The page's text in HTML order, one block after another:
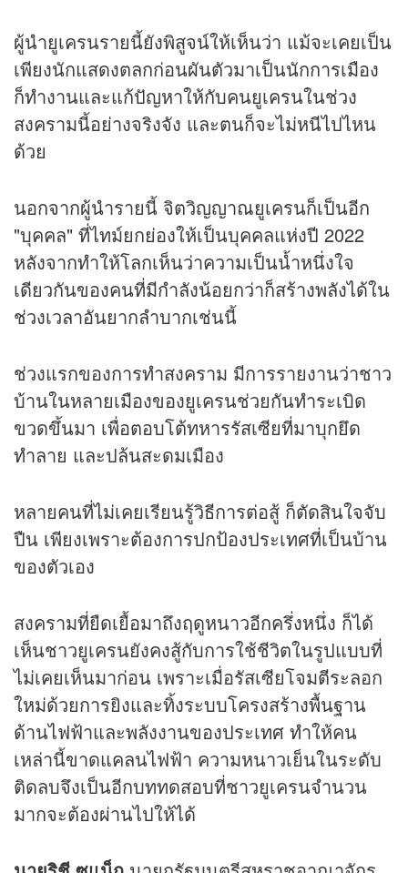
ผู้นำยูเครนรายนี้ยังพิสูจน์ให้เห็นว่า แม้จะเคยเป็น
เพียงนักแสดงตลกก่อนผันตัวมาเป็นนักการเมือง
ก็ทำงานและแก้ปัญหาให้กับคนยูเครนในช่วง
สงครามนี้อย่างจริงจัง และตนก็จะไม่หนีไปไหน
ด้วย
นอกจากผู้นำรายนี้ จิตวิญญาณยูเครนก็เป็นอีก
"บุคคล" ที่ไทม์ยกย่องให้เป็นบุคคลแห่งปี 2022
หลังจากทำให้โลกเห็นว่าความเป็นน้ำหนึ่งใจ
เดียวกันของคนที่มีกำลังน้อยกว่าก็สร้างพลังได้ใน
ช่วงเวลาอันยากลำบากเช่นนี้
ช่วงแรกของการทำสงคราม มีการรายงานว่าชาว
บ้านในหลายเมืองของยูเครนช่วยกันทำระเบิด
ขวดขึ้นมา เพื่อตอบโต้ทหารรัสเซียที่มาบุกยึด
ทำลาย และปล้นสะดมเมือง
หลายคนที่ไม่เคยเรียนรู้วิธีการต่อสู้ ก็ตัดสินใจจับ
ปืน เพียงเพราะต้องการปกป้องประเทศที่เป็นบ้าน
ของตัวเอง
สงครามที่ยืดเยื้อมาถึงฤดูหนาวอีกครึ่งหนึ่ง ก็ได้
เห็นชาวยูเครนยังคงสู้กับการใช้ชีวิตในรูปแบบที่
ไม่เคยเห็นมาก่อน เพราะเมื่อรัสเซียโจมตีระลอก
ใหม่ด้วยการยิงและทิ้งระบบโครงสร้างพื้นฐาน
ด้านไฟฟ้าและพลังงานของประเทศ ทำให้คน
เหล่านี้ขาดแคลนไฟฟ้า ความหนาวเย็นในระดับ
ติดลบจึงเป็นอีกบททดสอบที่ชาวยูเครนจำนวน
มากจะต้องผ่านไปให้ได้